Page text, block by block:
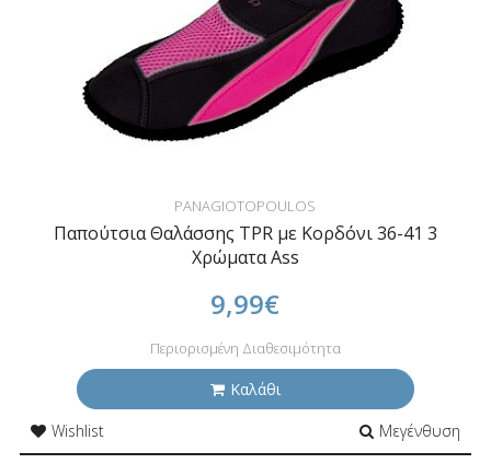
PANAGIOTOPOULOS
Παπούτσια Θαλάσσης TPR με Κορδόνι 36-41 3
Χρώματα Ass
9,99€
Περιορισμένη Διαθεσιμότητα
Καλάθι
Wishlist
Μεγένθυση